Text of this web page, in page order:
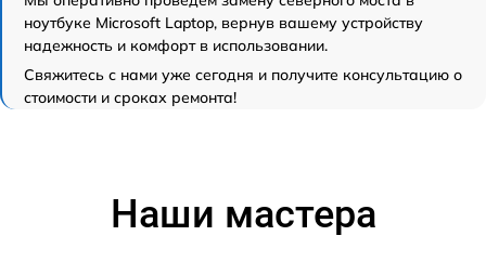
ноутбуке Microsoft Laptop, вернув вашему устройству
надежность и комфорт в использовании.
Свяжитесь с нами уже сегодня и получите консультацию о
стоимости и сроках ремонта!
Наши мастера